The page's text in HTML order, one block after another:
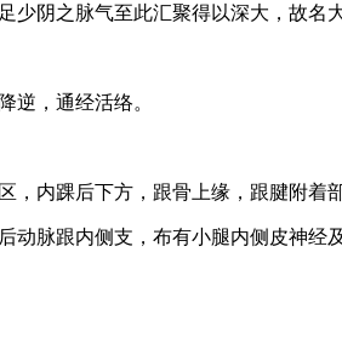
少阴之脉气至此汇聚得以深大，故名大
逆，通经活络。
，内踝后下方，跟骨上缘，跟腱附着
动脉跟内侧支，布有小腿内侧皮神经